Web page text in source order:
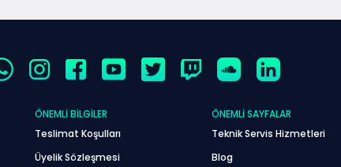
ÖNEMLI BILGILER
Teslimat Koşulları
Üyelik Sözleşmesi
ÖNEMLI SAYFALAR
Teknik Servis Hizmetleri
Blog